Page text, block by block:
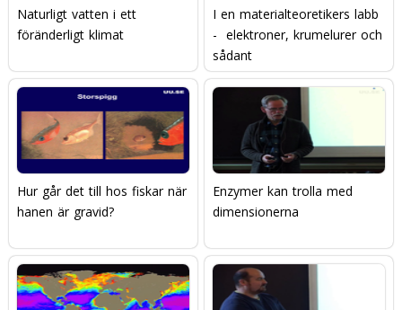
Naturligt vatten i ett
föränderligt klimat
I en materialteoretikers labb
-  elektroner, krumelurer och
sådant
Hur går det till hos fiskar när
hanen är gravid?
Enzymer kan trolla med
dimensionerna